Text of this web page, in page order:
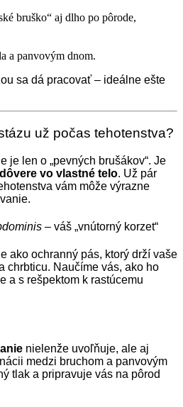
bruško“ aj dlho po pôrode,
a panvovým dnom.
sa dá pracovať – ideálne ešte
už počas tehotenstva?
je len o „pevných brušákov“. Je
vo vlastné telo. Už pár
vám môže výrazne
– váš „vnútorný korzet“
ako ochranný pás, ktorý drží vaše
chrbticu. Naučíme vás, ako ho
a s rešpektom k rastúcemu
nielenže uvoľňuje, ale aj
medzi bruchom a panvovým
tlak a pripravuje vás na pôrod